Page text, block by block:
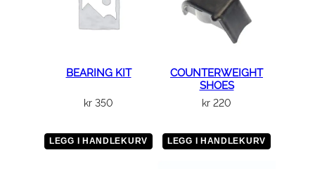
BEARING KIT
kr 350
LEGG I HANDLEKURV
COUNTERWEIGHT
SHOES
kr 220
LEGG I HANDLEKURV